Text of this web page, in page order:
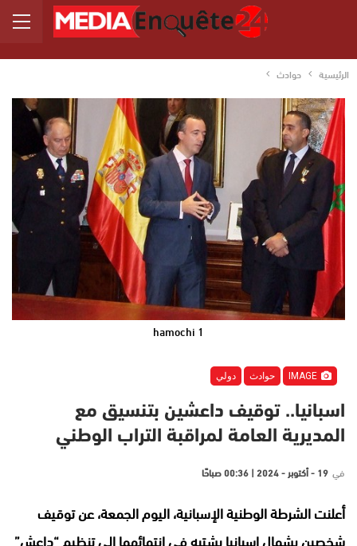
الرئيسية حوادث
hamochi 1
حوادث دولي
اسبانيا.. توقيف داعشين بتنسيق مع
المديرية العامة لمراقبة التراب الوطني
في 19 - أكتوبر - 2024 | 00:36 صباحًا
أعلنت الشرطة الوطنية الإسبانية، اليوم الجمعة، عن توقيف
شخصين بشمال إسبانيا يشتبه في انتمائهما إلى تنظيم “داعش”